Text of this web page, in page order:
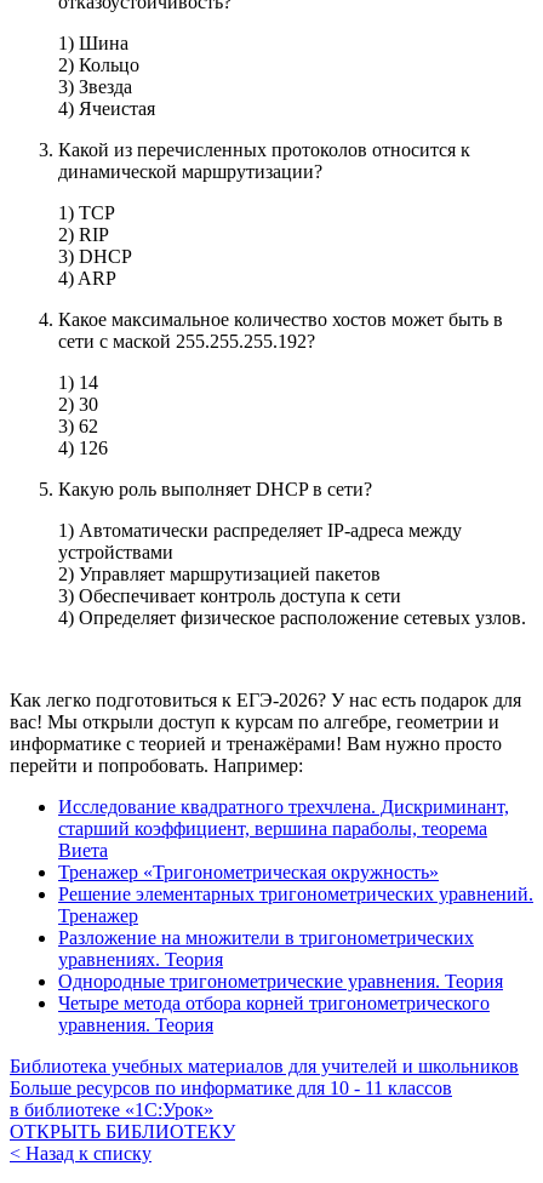
1) Шина
2) Кольцо
3) Звезда
4) Ячеистая
Какой из перечисленных протоколов относится к
динамической маршрутизации?
1) TCP
2) RIP
3) DHCP
4) ARP
Какое максимальное количество хостов может быть в
сети с маской 255.255.255.192?
1) 14
2) 30
3) 62
4) 126
Какую роль выполняет DHCP в сети?
1) Автоматически распределяет IP-адреса между
устройствами
2) Управляет маршрутизацией пакетов
3) Обеспечивает контроль доступа к сети
4) Определяет физическое расположение сетевых узлов.
Как легко подготовиться к ЕГЭ-2026? У нас есть подарок для
вас! Мы открыли доступ к курсам по алгебре, геометрии и
информатике с теорией и тренажёрами! Вам нужно просто
перейти и попробовать. Например:
Исследование квадратного трехчлена. Дискриминант,
старший коэффициент, вершина параболы, теорема
Виета
Тренажер «Тригонометрическая окружность»
Решение элементарных тригонометрических уравнений.
Тренажер
Разложение на множители в тригонометрических
уравнениях. Теория
Однородные тригонометрические уравнения. Теория
Четыре метода отбора корней тригонометрического
уравнения. Теория
Библиотека учебных материалов для учителей и школьников
Больше ресурсов по информатике для 10 - 11 классов
в библиотеке «1С:Урок»
ОТКРЫТЬ БИБЛИОТЕКУ
< Назад к списку